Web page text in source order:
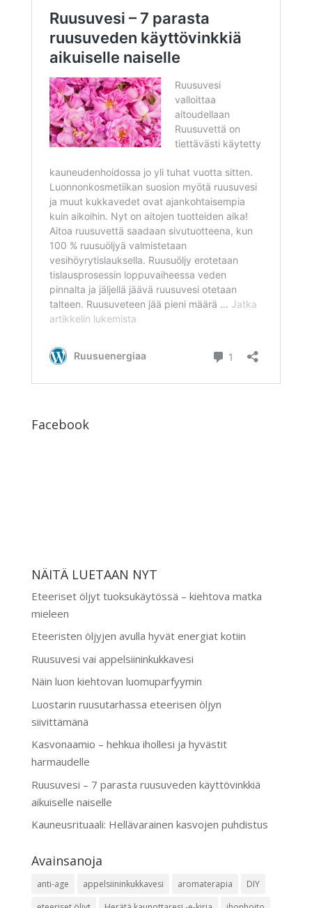
Facebook
NÄITÄ LUETAAN NYT
Eteeriset öljyt tuoksukäytössä – kiehtova matka
mieleen
Eteeristen öljyjen avulla hyvät energiat kotiin
Ruusuvesi vai appelsiininkukkavesi
Näin luon kiehtovan luomuparfyymin
Luostarin ruusutarhassa eteerisen öljyn
siivittämänä
Kasvonaamio – hehkua ihollesi ja hyvästit
harmaudelle
Ruusuvesi – 7 parasta ruusuveden käyttövinkkiä
aikuiselle naiselle
Kauneusrituaali: Hellävarainen kasvojen puhdistus
Avainsanoja
anti-age appelsiininkukkavesi aromaterapia
DIY